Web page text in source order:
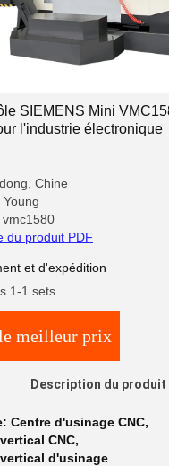
SIEMENS Mini
l'industrie électronique
Chine
du produit PDF
et d'expédition
1-1 sets
meilleur prix
Description du produit
Centre d'usinage CNC,
CNC,
d'usinage